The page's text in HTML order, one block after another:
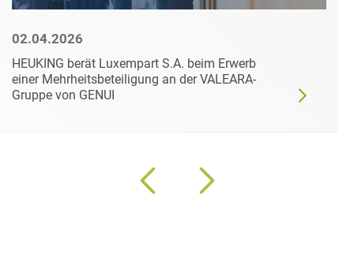
02.04.2026
HEUKING berät Luxempart S.A. beim Erwerb
einer Mehrheitsbeteiligung an der VALEARA-
Gruppe von GENUI